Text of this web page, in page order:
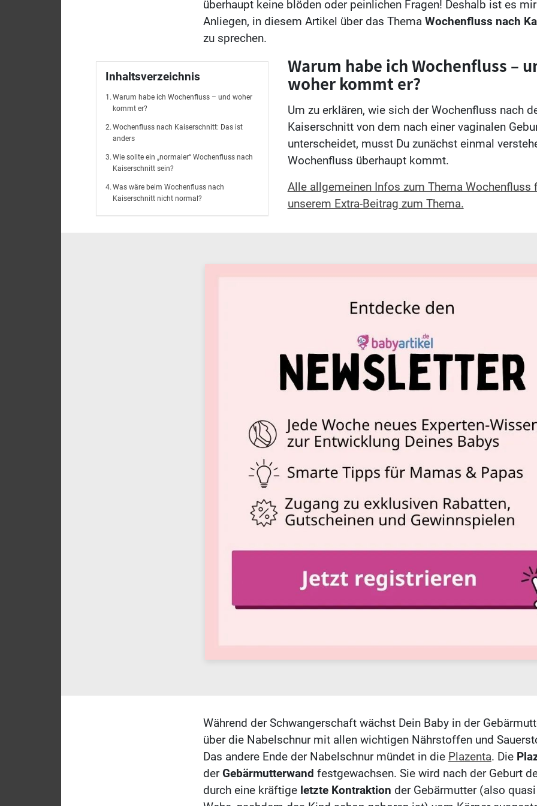
überhaupt keine blöden oder peinlichen Fragen! Deshalb ist es
Anliegen, in diesem Artikel über das Thema Wochenfluss nach
zu sprechen.
Inhaltsverzeichnis
Warum habe ich Wochenfluss – und woher
kommt er?
Wochenfluss nach Kaiserschnitt: Das ist
anders
Wie sollte ein „normaler“ Wochenfluss nach
Kaiserschnitt sein?
Was wäre beim Wochenfluss nach
Kaiserschnitt nicht normal?
Warum habe ich Wochenfluss –
woher kommt er?
Um zu erklären, wie sich der Wochenfluss nach
Kaiserschnitt von dem nach einer vaginalen
unterscheidet, musst Du zunächst einmal
Wochenfluss überhaupt kommt.
Alle allgemeinen Infos zum Thema Wochenfluss
unserem Extra-Beitrag zum Thema.
Während der Schwangerschaft wächst Dein Baby in der
über die Nabelschnur mit allen wichtigen Nährstoffen und
Das andere Ende der Nabelschnur mündet in die Plazenta. Die
derGebärmutterwand festgewachsen. Sie wird nach der Geburt
durch eine kräftigeletzte Kontraktion der Gebärmutter (also